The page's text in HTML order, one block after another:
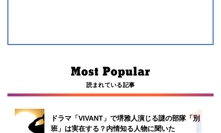
読まれている記事
ドラマ「VIVANT」で堺雅人演じる謎の部隊「別
班」は実在する？内情知る人物に聞いた